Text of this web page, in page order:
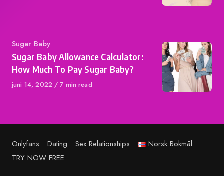
Category
Sugar Baby
Sugar Baby Allowance Calculator:
How Much To Pay Sugar Baby?
Published
juni 14, 2022 7 min read
Onlyfans Dating Sex Relationships
Norsk Bokmål
TRY NOW FREE